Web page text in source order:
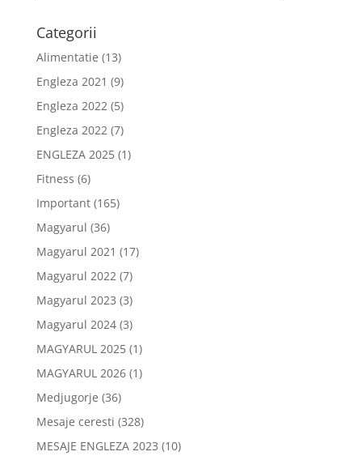
Categorii
Alimentatie (13)
Engleza 2021 (9)
Engleza 2022(5)
Engleza 2022(7)
ENGLEZA 2025(1)
Fitness (6)
Important(165)
Magyarul (36)
Magyarul 2021 (17)
Magyarul 2022(7)
Magyarul 2023 (3)
Magyarul 2024(3)
MAGYARUL 2025(1)
MAGYARUL 2026(1)
Medjugorje (36)
Mesaje ceresti (328)
MESAJE ENGLEZA 2023 (10)